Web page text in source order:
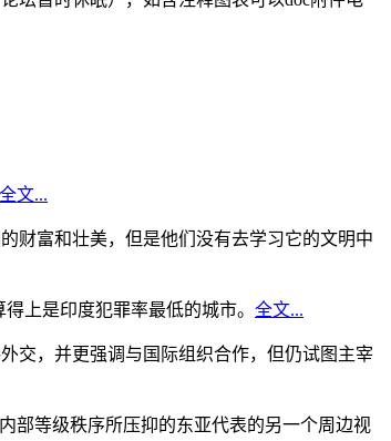
全文...
财富和壮美，但是他们没有去学习它的文明中
上是印度犯罪率最低的城市。 全文...
交，并更强调与国际组织合作，但仍试图主宰
部等级秩序所压抑的东亚代表的另一个周边视